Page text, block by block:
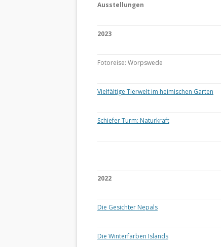
Ausstellungen
2023
Fotoreise: Worpswede
Vielfältige Tierwelt im heimischen Garten
Schiefer Turm: Naturkraft
2022
Die Gesichter Nepals
Die Winterfarben Islands